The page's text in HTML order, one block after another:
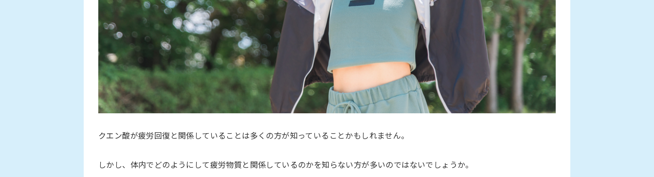
クエン酸が疲労回復と関係していることは多くの方が知っていることかもしれません。
しかし、体内でどのようにして疲労物質と関係しているのかを知らない方が多いのではないでしょうか。